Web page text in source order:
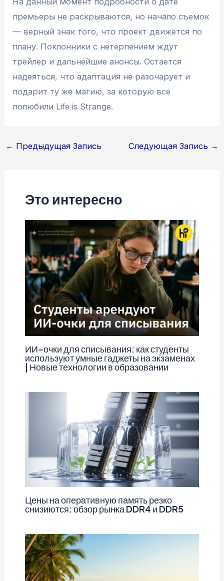
премьеры не раскрываются, но начало съемок
— верный знак того, что проект движется по
плану. Поклонники с нетерпением ждут
трейлер и дальнейшие анонсы. Остается
надеяться, что адаптация не разочарует и
подарит ту же магию, за которую все
полюбили Life is Strange.
Навигация
← Предыдущая Запись Следующая Запись →
Это интересно
ИИ-очки для списывания: как студенты
используют умные гаджеты на экзаменах
| Новые технологии в образовании
Цены на оперативную память резко
снизиются: обзор рынка DDR4 и DDR5